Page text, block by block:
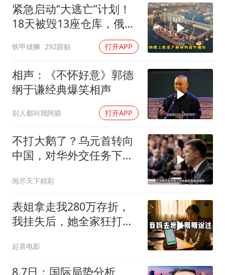
紧急启动“大逃亡”计划！
18天被毁13座仓库，俄电
商巨头被逼无奈，出此下
策
铁甲雄狮 292跟贴 打开APP
相声：《不怀好意》郭德
纲于谦经典爆笑相声
别人都叫我阿腈 打开APP
不打大鹅了？乌元首转向
中国，对华外交任务下
阅尽天下精彩
表姐拿走我280万存折，
我挂失后，她全家狂打
起喜电影
8.7日：国际局势分析